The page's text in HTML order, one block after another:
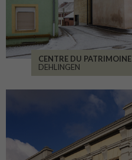
CENTRE DU PATRIMOINE
DEHLINGEN